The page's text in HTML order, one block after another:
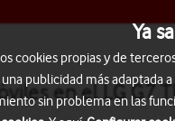
en el LG G7
Ya
cookies propias y de
publicidad más adaptada
sin problema en las